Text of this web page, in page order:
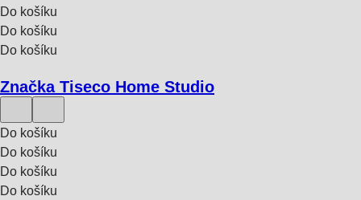
Do košíku
Do košíku
Do košíku
Značka Tiseco Home Studio
Do košíku
Do košíku
Do košíku
Do košíku